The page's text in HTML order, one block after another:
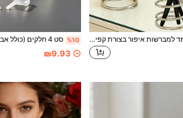
1PC, מעמד למברשות איפור בצורת קפיץ מפלדת אל-חלד, מתלה לייבוש מברשות איפור, מעמד לעטים ומארגן למברשות שיניים, מתאים למשטח האמבטיה, לשולחן האיפור, לשולחן המשרד %10
₪9.93